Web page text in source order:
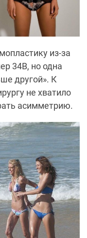
из-за
34В, но одна
другой». К
не хватило
асимметрию.